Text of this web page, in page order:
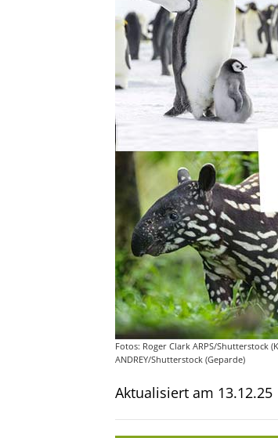
Fotos: Roger Clark ARPS/Shutterstock
ANDREY/Shutterstock (Geparde)
Aktualisiert am 13.12.25